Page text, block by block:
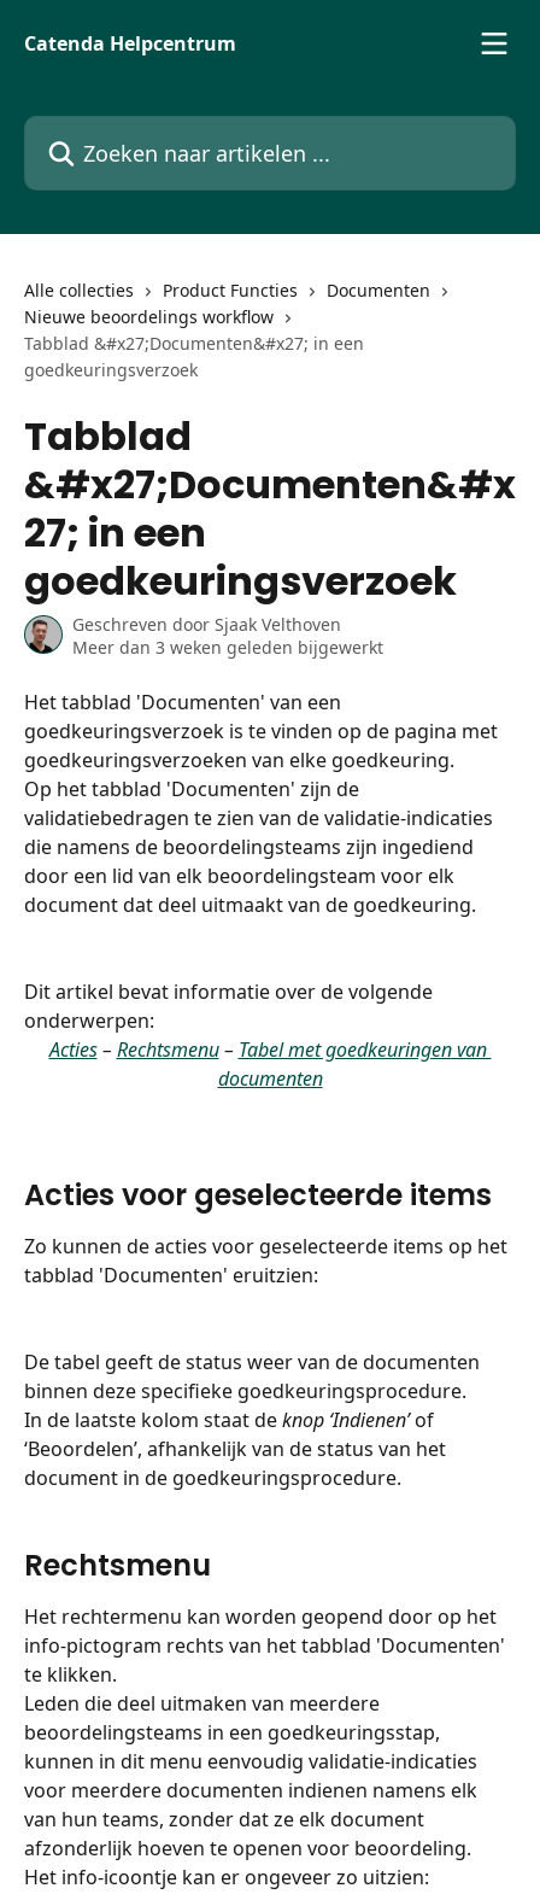
Catenda Helpcentrum
Zoeken naar artikelen ...
Alle collecties Product Functies
Documenten
Nieuwe beoordelings workflow
Tabblad &#x27;Documenten&#x27; in een
goedkeuringsverzoek
Tabblad
&#x27;Documenten&#x
27; in een
goedkeuringsverzoek
Geschreven door Sjaak Velthoven
Meer dan 3 weken geleden bijgewerkt
Het tabblad 'Documenten' van een
goedkeuringsverzoek is te vinden op de pagina met
goedkeuringsverzoeken van elke goedkeuring.
Op het tabblad 'Documenten' zijn de
validatiebedragen te zien van de validatie-indicaties
die namens de beoordelingsteams zijn ingediend
door een lid van elk beoordelingsteam voor elk
document dat deel uitmaakt van de goedkeuring.
Dit artikel bevat informatie over de volgende
onderwerpen:
Acties – Rechtsmenu – Tabel met goedkeuringen van
documenten
Acties voor geselecteerde items
Zo kunnen de acties voor geselecteerde items op het
tabblad 'Documenten' eruitzien:
De tabel geeft de status weer van de documenten
binnen deze specifieke goedkeuringsprocedure.
In de laatste kolom staat de knop ‘Indienen’ of
‘Beoordelen’, afhankelijk van de status van het
document in de goedkeuringsprocedure.
Rechtsmenu
Het rechtermenu kan worden geopend door op het
info-pictogram rechts van het tabblad 'Documenten'
te klikken.
Leden die deel uitmaken van meerdere
beoordelingsteams in een goedkeuringsstap,
kunnen in dit menu eenvoudig validatie-indicaties
voor meerdere documenten indienen namens elk
van hun teams, zonder dat ze elk document
afzonderlijk hoeven te openen voor beoordeling.
Het info-icoontje kan er ongeveer zo uitzien: